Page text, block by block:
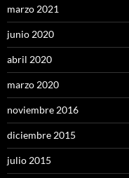
marzo 2021
junio 2020
abril 2020
marzo 2020
noviembre 2016
diciembre 2015
julio 2015